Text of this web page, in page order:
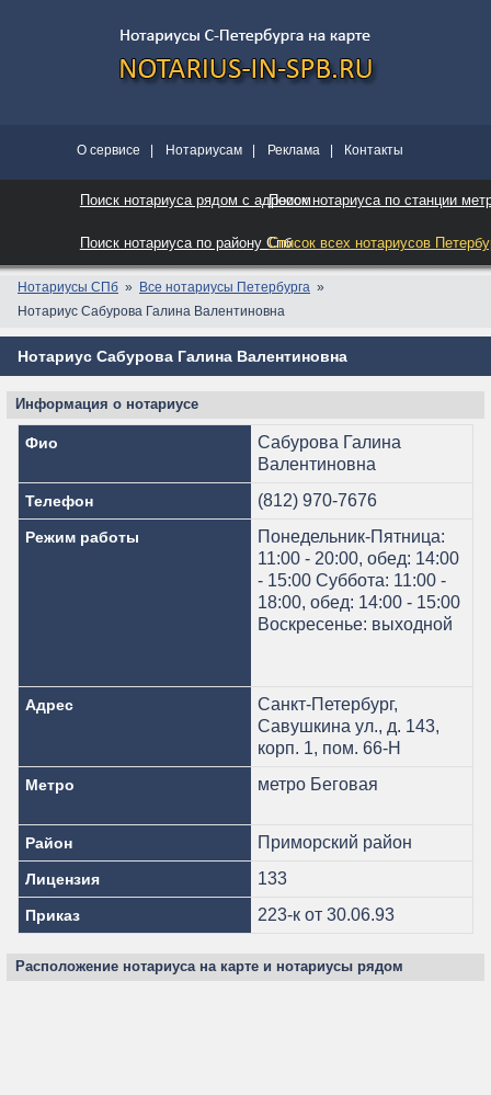
О сервисе Нотариусам| Реклама| Контакты
Поиск нотариуса рядом с адресомПоиск нотариуса по станции
Поиск нотариуса по району СпбСписок всех нотариусов
Нотариусы СПб
Все нотариусы Петербурга
Нотариус Сабурова Галина Валентиновна
Нотариус Сабурова Галина Валентиновна
Информация о нотариусе
Фио
Сабурова Галина
Валентиновна
Телефон (812) 970-7676
Режим работы
Понедельник-Пятница:
11:00 - 20:00, обед: 14:00
- 15:00 Суббота: 11:00 -
18:00, обед: 14:00 - 15:00
Воскресенье: выходной
Адрес
Санкт-Петербург,
Савушкина ул., д. 143,
корп. 1, пом. 66-Н
Метро метро Беговая
Район Приморский район
Лицензия 133
Приказ 223-к от 30.06.93
Расположение нотариуса на карте и нотариусы рядом